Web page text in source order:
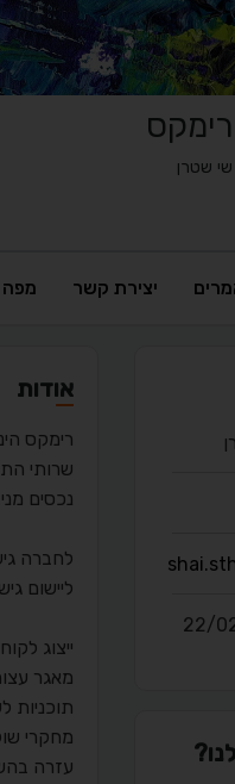
רימקס
שי שטרן
יצירת קשר מפה
אודות
רימקס
נכסים
לחברה
ליישום
ייצוג לקוחות במכירה
מאגר
תוכניות
מחקרי
עזרה